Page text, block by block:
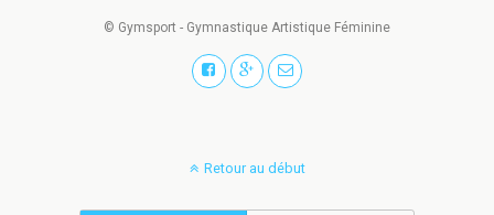
© Gymsport - Gymnastique Artistique Féminine
Retour au début